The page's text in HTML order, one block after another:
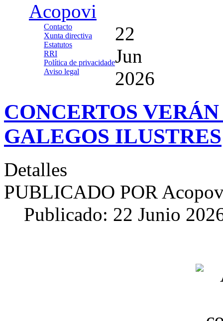
Acopovi
Contacto
Xunta directiva
Estatutos
RRI
Política de privacidade
Aviso legal
22
Jun
2026
CONCERTOS
GALEGOS ILUSTRES
Detalles
PUBLICADO POR
Publicado: 22 Junio